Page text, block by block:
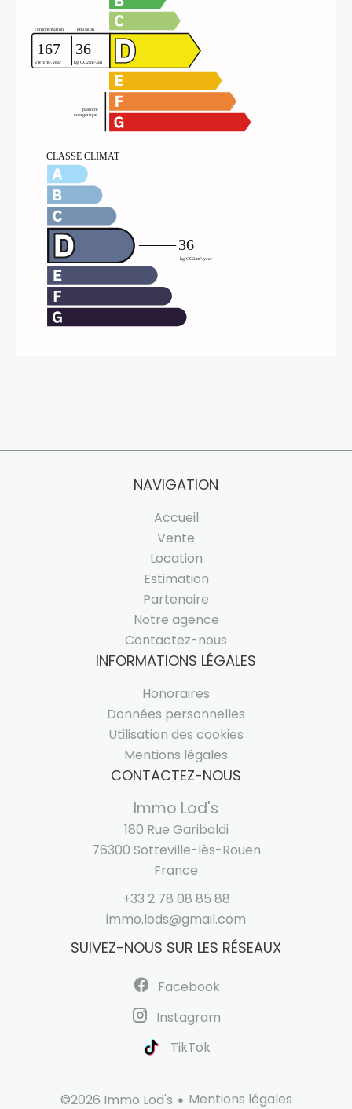
NAVIGATION
Accueil
Vente
Location
Estimation
Partenaire
Notre agence
Contactez-nous
INFORMATIONS LÉGALES
Honoraires
Données personnelles
Utilisation des cookies
Mentions légales
CONTACTEZ-NOUS
Immo Lod's
180 Rue Garibaldi
76300 Sotteville-lès-Rouen
France
+33 2 78 08 85 88
immo.lods@gmail.com
SUIVEZ-NOUS SUR LES RÉSEAUX
Facebook
Instagram
TikTok
©2026 Immo Lod's Mentions légales